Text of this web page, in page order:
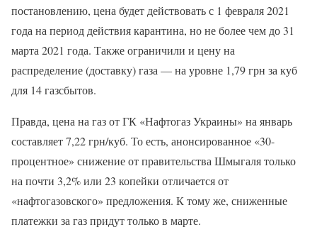
постановлению, цена будет действовать с 1 февраля 2021
года на период действия карантина, но не более чем до 31
марта 2021 года. Также ограничили и цену на
распределение (доставку) газа — на уровне 1,79 грн за куб
для 14 газсбытов.
Правда, цена на газ от ГК «Нафтогаз Украины» на январь
составляет 7,22 грн/куб. То есть, анонсированное «30-
процентное» снижение от правительства Шмыгаля только
на почти 3,2% или 23 копейки отличается от
«нафтогазовского» предложения. К тому же, сниженные
платежки за газ придут только в марте.